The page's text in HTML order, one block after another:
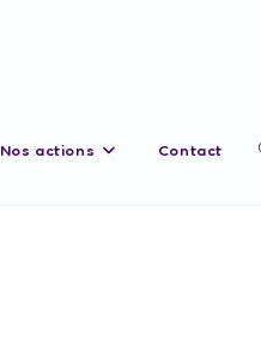
Nos actions Contact